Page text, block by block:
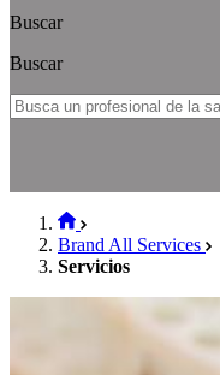
Buscar
Buscar
Brand All Services
Servicios